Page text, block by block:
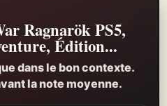
Ragnarök PS5,
Édition...
dans le bon contexte.
la note moyenne.